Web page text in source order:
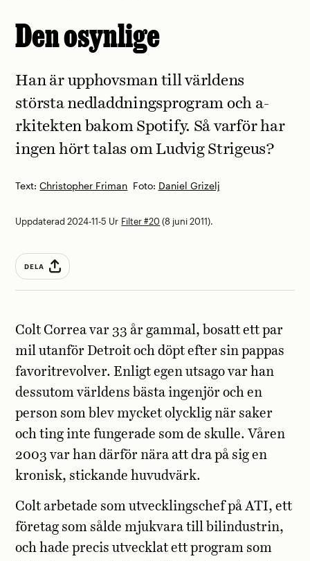
Den osynlige
Text:Christopher Friman Foto: Daniel Grizelj
Han är upphovsman till världens
största nedladdningsprogram och a­
rkitekten bakom Spotify. Så varför har
ingen hört t­alas om Ludvig Strigeus?
Uppdaterad 2024-11-5 Ur Filter #20 (8 juni 2011).
DELA
Colt Correa var 33 år gammal, bosatt ett par
mil utanför Detroit och döpt efter sin pappas
favoritrevolver. Enligt egen utsago var han
dessutom världens bästa ingenjör och en
person som blev mycket olycklig när saker
och ting inte fungerade som de skulle. Våren
2003 var han därför nära att dra på sig en
kronisk, stickande huvudvärk.
Colt arbetade som utvecklingschef på ATI, ett
företag som sålde mjukvara till bilindustrin,
och hade precis utvecklat ett program som